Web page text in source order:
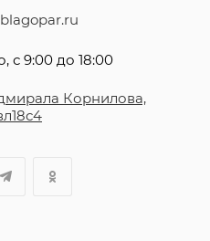
с 9:00 до 18:00
Корнилова,